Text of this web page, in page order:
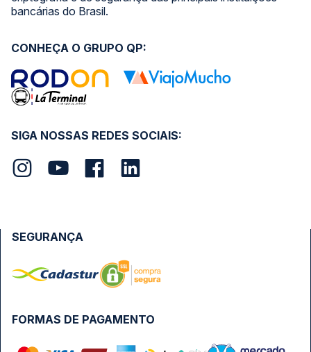
bancárias do Brasil.
SIGA NOSSAS REDES SOCIAIS:
CONHEÇA O GRUPO QP:
FORMAS DE PAGAMENTO
SEGURANÇA